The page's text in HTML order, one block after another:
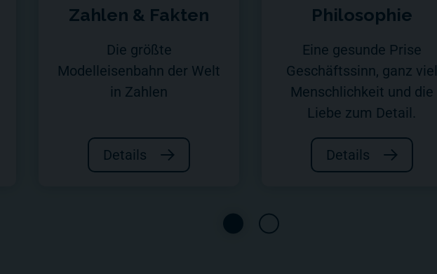
Zahlen & Fakten
Die größte
Modelleisenbahn der Welt
in Zahlen
Details
Philosophie
Eine gesunde Prise
Geschäftssinn, ganz viel
Menschlichkeit und die
Liebe zum Detail.
Details